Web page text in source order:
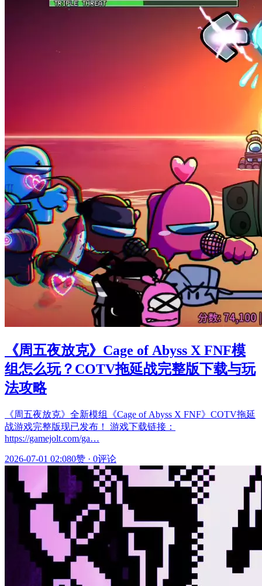
《周五夜放克》Cage of Abyss X FNF模
组怎么玩？COTV拖延战完整版下载与玩
法攻略
《周五夜放克》全新模组《Cage of Abyss X FNF》COTV拖延
战游戏完整版现已发布！ 游戏下载链接：
https://gamejolt.com/ga…
2026-07-01 02:080赞 · 0评论